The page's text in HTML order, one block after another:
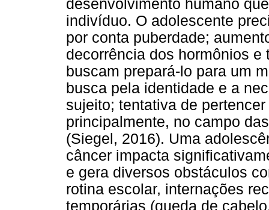
desenvolvimento humano
indivíduo. O adolescente
por conta puberdade;
decorrência dos hormônios
buscam prepará-lo para um
busca pela identidade e a
sujeito; tentativa de
principalmente, no campo
(Siegel, 2016). Uma
câncer impacta
e gera diversos obstáculos
rotina escolar, internações
temporárias (queda de